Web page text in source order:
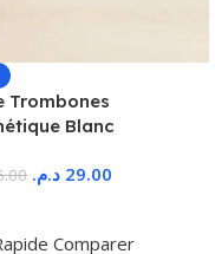
Trombones
Blanc
29.00 د.م.
Comparer